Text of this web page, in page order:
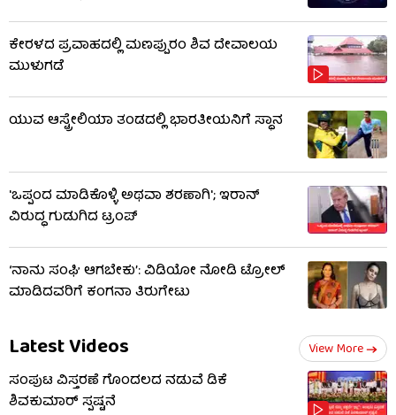
ಕೇರಳದ ಪ್ರವಾಹದಲ್ಲಿ ಮಣಪ್ಪುರಂ ಶಿವ ದೇವಾಲಯ
ಮುಳುಗಡೆ
ಯುವ ಆಸ್ಟ್ರೇಲಿಯಾ ತಂಡದಲ್ಲಿ ಭಾರತೀಯನಿಗೆ ಸ್ಥಾನ
'ಒಪ್ಪಂದ ಮಾಡಿಕೊಳ್ಳಿ ಅಥವಾ ಶರಣಾಗಿ'; ಇರಾನ್‌
ವಿರುದ್ಧ ಗುಡುಗಿದ ಟ್ರಂಪ್
‘ನಾನು ಸಂಘಿ ಆಗಬೇಕು’: ವಿಡಿಯೋ ನೋಡಿ ಟ್ರೋಲ್‌
ಮಾಡಿದವರಿಗೆ ಕಂಗನಾ ತಿರುಗೇಟು
Latest Videos View More
ಸಂಪುಟ ವಿಸ್ತರಣೆ ಗೊಂದಲದ ನಡುವೆ ಡಿಕೆ
ಶಿವಕುಮಾರ್ ಸ್ಪಷ್ಟನೆ